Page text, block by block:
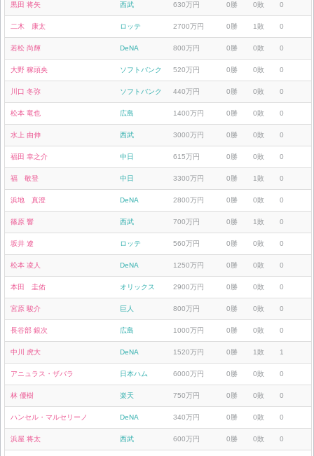
黒田 将矢 西武 630万円 0勝 0敗 0
二木 康太 ロッテ 2700万円 0勝 1敗 0
若松 尚輝 DeNA 800万円 0勝 0敗 0
大野 稼頭央 ソフトバンク 520万円 0勝 0敗 0
川口 冬弥 ソフトバンク 440万円 0勝 0敗 0
松本 竜也 広島 1400万円 0勝 0敗 0
水上 由伸 西武 3000万円 0勝 0敗 0
福田 幸之介 中日 615万円 0勝 0敗 0
福 敬登 中日 3300万円 0勝 1敗 0
浜地 真澄 DeNA 2800万円 0勝 0敗 0
篠原 響 西武 700万円 0勝 1敗 0
坂井 遼 ロッテ 560万円 0勝 0敗 0
松本 凌人 DeNA 1250万円 0勝 0敗 0
本田 圭佑 オリックス 2900万円 0勝 0敗 0
宮原 駿介 巨人 800万円 0勝 0敗 0
長谷部 銀次 広島 1000万円 0勝 0敗 0
中川 虎大 DeNA 1520万円 0勝 1敗 1
アニュラス・ザバラ 日本ハム 6000万円 0勝 0敗 0
林 優樹 楽天 750万円 0勝 0敗 0
ハンセル・マルセリーノ DeNA 340万円 0勝 0敗 0
浜屋 将太 西武 600万円 0勝 0敗 0